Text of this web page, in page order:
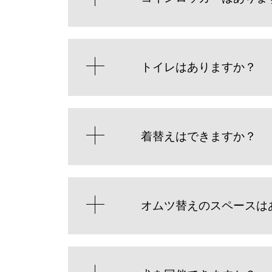
トイレはありますか？
着替えはできますか？
オムツ替えのスペースは